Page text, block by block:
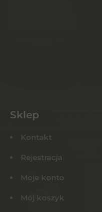
Sklep
Kontakt
Rejestracja
Moje konto
Mój koszyk